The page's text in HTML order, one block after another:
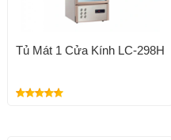
Tủ Mát 1 Cửa Kính LC-298H